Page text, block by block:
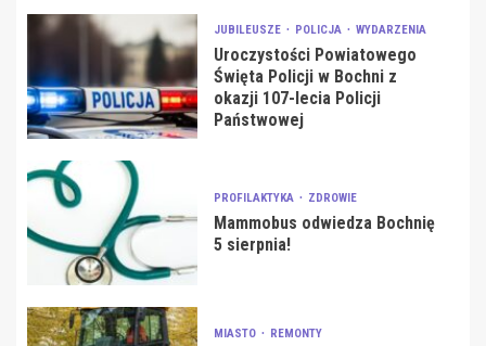
JUBILEUSZE POLICJA WYDARZENIA
Uroczystości Powiatowego
Święta Policji w Bochni z
okazji 107-lecia Policji
Państwowej
PROFILAKTYKA ZDROWIE
Mammobus odwiedza Bochnię
5 sierpnia!
MIASTO REMONTY